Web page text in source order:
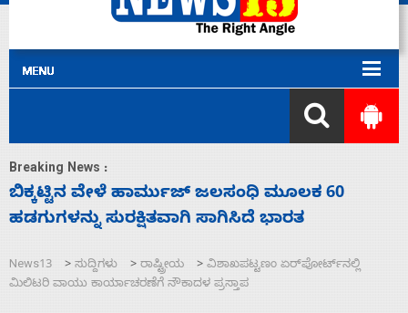
Breaking News :
ನಾಗೇಂದ್ರ ರಾಜೀನಾಮೆ ಕೊಡದಿದ್ದರೆ ಸದನ ನಡೆಸಲು
ಬಿಡೆವು: ಛಲವಾದಿ ನಾರಾಯಣಸ್ವಾಮಿ
News13 > ಸುದ್ದಿಗಳು > ರಾಷ್ಟ್ರೀಯ > ವಿಶಾಖಪಟ್ಟಣಂ ಏರ್‌ಪೋರ್ಟ್‌ನಲ್ಲಿ
ಮಿಲಿಟರಿ ವಾಯು ಕಾರ್ಯಾಚರಣೆಗೆ ನೌಕಾದಳ ಪ್ರಸ್ತಾಪ